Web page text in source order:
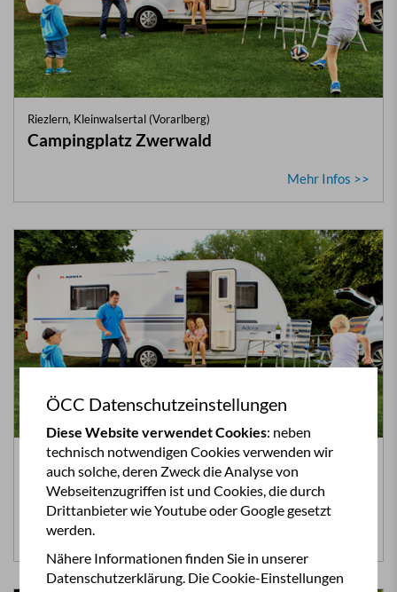
Riezlern, Kleinwalsertal (Vorarlberg)
Campingplatz Zwerwald
Mehr Infos >>
Bludenz (Vorarlberg)
Camping Seeberger (dauerhaft geschlossen)
DAUERHAFT GESCHLOSSEN Sonnige Lage…
ÖCC Datenschutzeinstellungen
Diese Website verwendet Cookies: neben
technisch notwendigen Cookies verwenden wir
auch solche, deren Zweck die Analyse von
Webseitenzugriffen ist und Cookies, die durch
Drittanbieter wie Youtube oder Google gesetzt
werden.
Nähere Informationen finden Sie in unserer
Datenschutzerklärung. Die Cookie-Einstellungen